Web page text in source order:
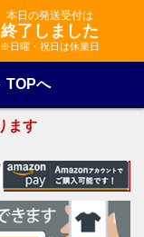
本日の発送受付は
終了しました
※日曜・祝日は休業日
TOPへ
ます